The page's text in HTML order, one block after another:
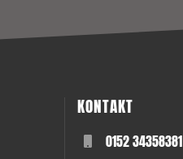
KONTAKT
0152 34358381